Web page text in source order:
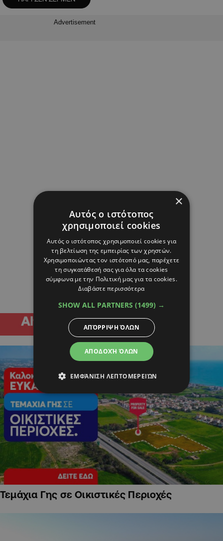
Advertisement
Τεμάχια Γης σε Οικιστικές Περιοχές
×
Αυτός ο ιστότοπος
χρησιμοποιεί cookies
Αυτός ο ιστότοπος χρησιμοποιεί cookies για
τη βελτίωση της εμπειρίας των χρηστών.
Χρησιμοποιώντας τον ιστότοπό μας, παρέχετε
τη συγκατάθεσή σας για όλα τα cookies
σύμφωνα με την Πολιτική μας για τα cookies.
Διαβάστε περισσότερα
SHOW ALL PARTNERS (1499) →
ΑΠΟΔΟΧΉ ΌΛΩΝ
ΑΠΌΡΡΙΨΗ ΌΛΩΝ
ΕΜΦΆΝΙΣΗ ΛΕΠΤΟΜΕΡΕΙΏΝ